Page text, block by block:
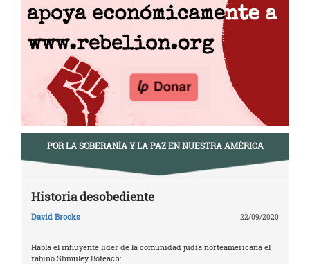
POR LA SOBERANÍA Y LA PAZ EN NUESTRA AMÉRICA
Historia desobediente
David Brooks 22/09/2020
Habla el influyente líder de la comunidad judía norteamericana el
rabino Shmuley Boteach: